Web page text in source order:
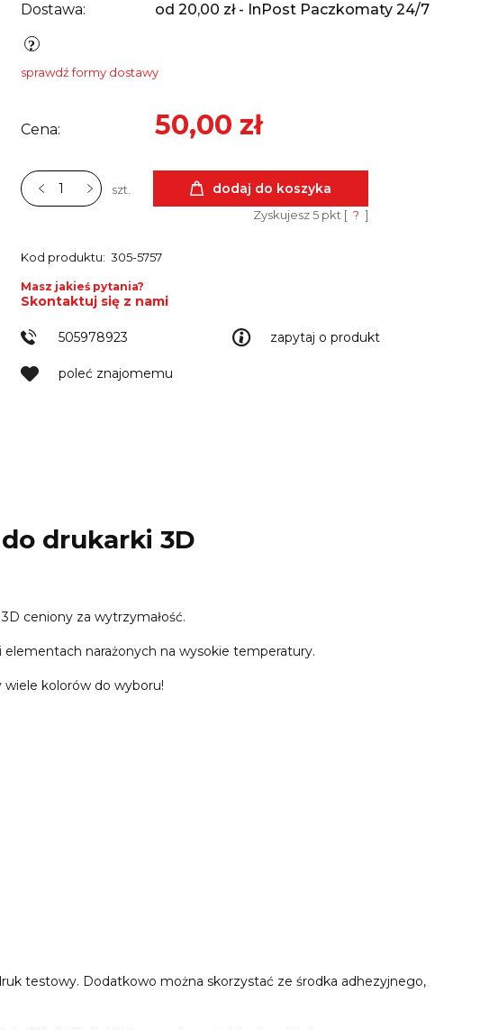
Dostawa: od 20,00 zł - InPost Paczkomaty 24/7
sprawdź formy dostawy
Cena: 50,00 zł
szt. dodaj do koszyka
Zyskujesz5 pkt [ ? ]
Kod produktu: 305-5757
zapytaj o produkt
poleć znajomemu
Masz jakieś pytania?
Skontaktuj się z nami
505978923
drukarki 3D
ceniony za wytrzymałość.
narażonych na wysokie temperatury.
kolorów do wyboru!
testowy. Dodatkowo można skorzystać ze środka adhezyjnego,